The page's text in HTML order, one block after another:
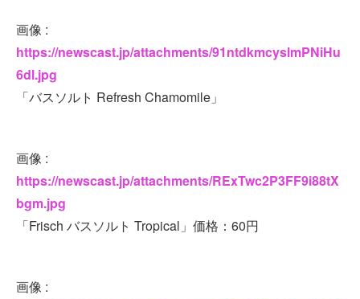
画像 :
https://newscast.jp/attachments/91ntdkmcyslmPNiHu
6dl.jpg
「バスソルト Refresh Chamomile」
画像 :
https://newscast.jp/attachments/RExTwc2P3FF9i88tX
bgm.jpg
「Frisch バスソルト Tropical」価格：60円
画像 :